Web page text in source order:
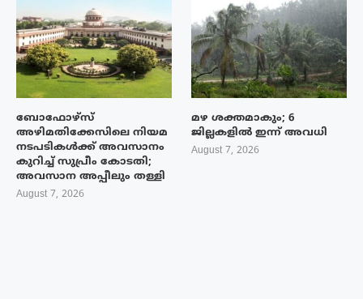
ബോഫോഴ്‌സ്
അഴിമതിക്കേസിലെ നിയമ
നടപടികൾക്ക് അവസാനം
കുറിച്ച് സുപ്രീം കോടതി;
അവസാന അപ്പീലും തള്ളി
August 7, 2026
മഴ ശക്തമാകും; 6
ജില്ലകളിൽ ഇന്ന് അവധി
August 7, 2026